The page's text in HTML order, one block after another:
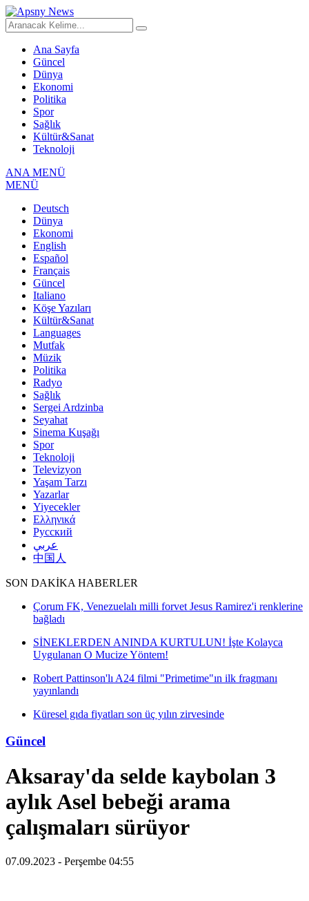
Ana Sayfa
Güncel
Dünya
Ekonomi
Politika
Spor
Sağlık
Kültür&Sanat
Teknoloji
ANA MENÜ
MENÜ
Deutsch
Dünya
Ekonomi
English
Español
Français
Güncel
Italiano
Köşe Yazıları
Kültür&Sanat
Languages
Mutfak
Müzik
Politika
Radyo
Sağlık
Sergei Ardzinba
Seyahat
Sinema Kuşağı
Spor
Teknoloji
Televizyon
Yaşam Tarzı
Yazarlar
Yiyecekler
Ελληνικά
Русский
عربي
中国人
SON DAKİKA HABERLER
Çorum FK, Venezuelalı milli forvet Jesus Ramirez'i renklerine
bağladı
SİNEKLERDEN ANINDA KURTULUN! İşte Kolayca
Uygulanan O Mucize Yöntem!
Robert Pattinson'lı A24 filmi "Primetime"ın ilk fragmanı
yayınlandı
Küresel gıda fiyatları son üç yılın zirvesinde
Güncel
Aksaray'da selde kaybolan 3
aylık Asel bebeği arama
çalışmaları sürüyor
07.09.2023 - Perşembe 04:55